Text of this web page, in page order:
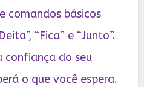
comandos básicos
“Fica” e “Junto”.
confiança do seu
o que você espera.